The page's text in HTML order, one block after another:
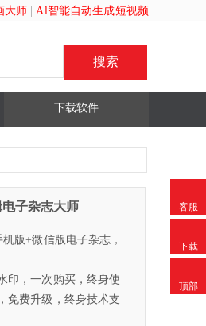
大师 |Al智能自动生成短视频
下载软件
子杂志大师
版+微信版电子杂志，
印，一次购买，终身使
免费升级，终身技术支
客服
下载
顶部